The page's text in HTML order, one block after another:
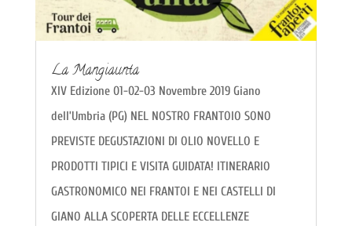
La Mangiaunta
XIV Edizione 01-02-03 Novembre 2019 Giano
dell’Umbria (PG) NEL NOSTRO FRANTOIO SONO
PREVISTE DEGUSTAZIONI DI OLIO NOVELLO E
PRODOTTI TIPICI E VISITA GUIDATA! ITINERARIO
GASTRONOMICO NEI FRANTOI E NEI CASTELLI DI
GIANO ALLA SCOPERTA DELLE ECCELLENZE